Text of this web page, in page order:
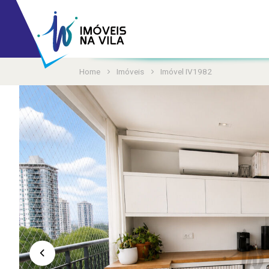
Home Imóveis Imóvel IV1982